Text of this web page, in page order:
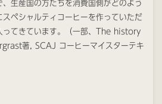
生産国の方たちを消費国側がどのよう
ペシャルティコーヒーを作っていただ
ってきています。（一部、The history
著, SCAJ コーヒーマイスターテキ